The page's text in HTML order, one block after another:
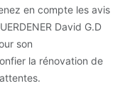
en compte les avis
David G.D
son
la rénovation de